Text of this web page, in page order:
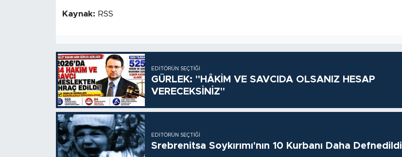
Kaynak: RSS
EDITÖRÜN SEÇTIĞI
GÜRLEK: "HÂKİM VE SAVCIDA OLSANIZ HESAP
VERECEKSİNİZ"
EDITÖRÜN SEÇTIĞI
Srebrenitsa Soykırımı'nın 10 Kurbanı Daha Defnedildi